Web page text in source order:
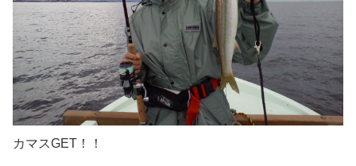
カマスGET！！